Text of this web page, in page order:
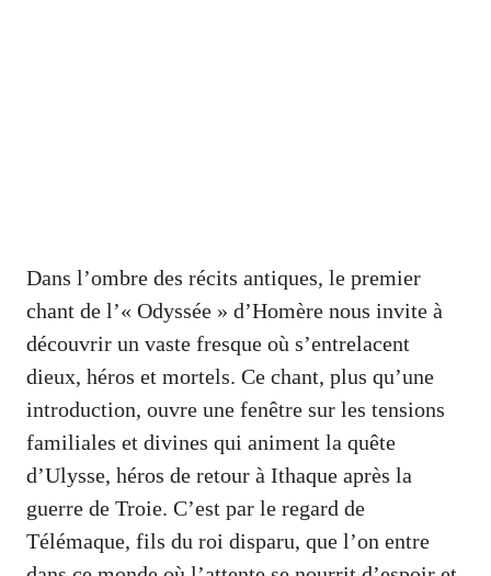
Dans l’ombre des récits antiques, le premier
chant de l’« Odyssée » d’Homère nous invite à
découvrir un vaste fresque où s’entrelacent
dieux, héros et mortels. Ce chant, plus qu’une
introduction, ouvre une fenêtre sur les tensions
familiales et divines qui animent la quête
d’Ulysse, héros de retour à Ithaque après la
guerre de Troie. C’est par le regard de
Télémaque, fils du roi disparu, que l’on entre